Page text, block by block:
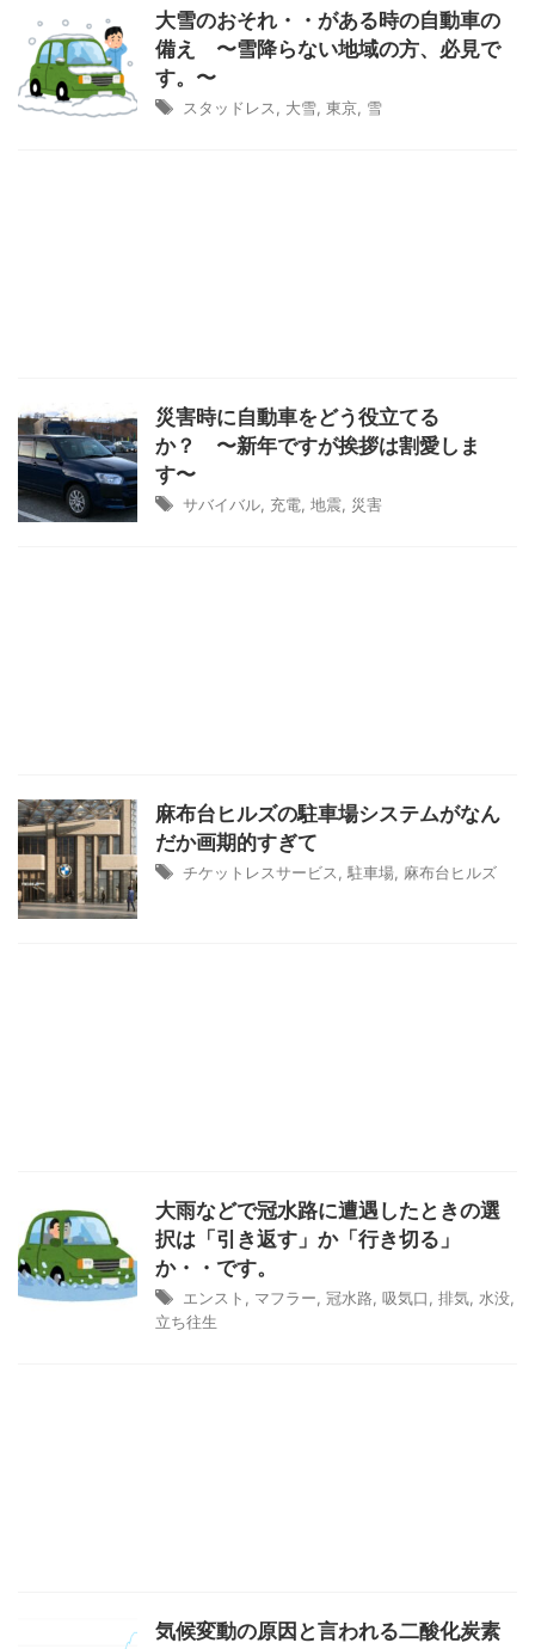
大雪のおそれ・・がある時の自動車の
備え 〜雪降らない地域の方、必見で
す。〜
スタッドレス 大雪 東京 雪
災害時に自動車をどう役立てる
か？ 〜新年ですが挨拶は割愛しま
す〜
サバイバル 充電 地震 災害
麻布台ヒルズの駐車場システムがなん
だか画期的すぎて
チケットレスサービス 駐車場 麻布台ヒルズ
大雨などで冠水路に遭遇したときの選
択は「引き返す」か「行き切る」
か・・です。
エンスト マフラー 冠水路 吸気口 排気 水没
立ち往生
気候変動の原因と言われる二酸化炭素